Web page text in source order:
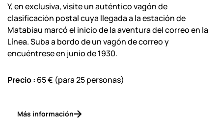
Y, en exclusiva, visite un auténtico vagón de
clasificación postal cuya llegada a la estación de
Matabiau marcó el inicio de la aventura del correo en la
Línea. Suba a bordo de un vagón de correo y
encuéntrese en junio de 1930.
Precio : 65 € (para 25 personas)
Más información